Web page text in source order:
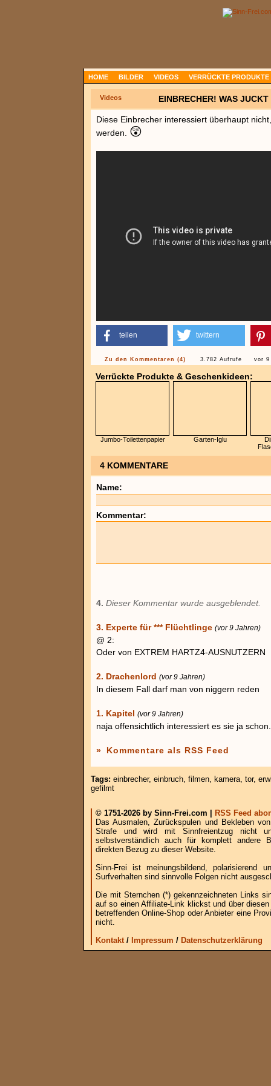
HOME BILDER VIDEOS VERRÜCKTE PRODUKTE
Videos EINBRECHER! WAS
Diese Einbrecher interessiert überhaupt
werden. 😲
teilen twittern
Zu den Kommentaren (4) 3.782 Aufrufe vor 9
Verrückte Produkte & Geschenkideen:
Jumbo-Toilettenpapier Garten-Iglu
4 KOMMENTARE
Name:
Kommentar:
4. Dieser Kommentar wurde ausgeblendet.
3. Experte für *** Flüchtlinge (vor 9 Jahren)
@ 2:
Oder von EXTREM HARTZ4-AUSNUTZERN
2. Drachenlord (vor 9 Jahren)
In diesem Fall darf man von niggern reden
1. Kapitel (vor 9 Jahren)
naja offensichtlich interessiert es sie ja
» Kommentare als RSS Feed
Tags: einbrecher, einbruch, filmen, kamera, tor,
gefilmt
© 1751-2026 by Sinn-Frei.com |
RSS Feed
Das Ausmalen, Zurückspulen und Bekleben
Strafe und wird mit Sinnfreientzug nicht
selbstverständlich auch für komplett andere
direkten Bezug zu dieser Website.
Sinn-Frei ist meinungsbildend, polarisierend
Surfverhalten sind sinnvolle Folgen nicht
Die mit Sternchen (*) gekennzeichneten Links
auf so einen Affiliate-Link klickst und über
betreffenden Online-Shop oder Anbieter eine
nicht.
Kontakt/ Impressum / Datenschutzerklärung